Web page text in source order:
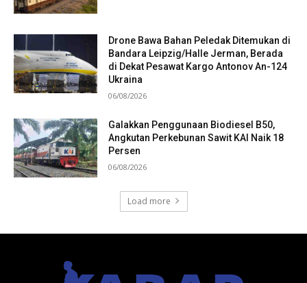
Drone Bawa Bahan Peledak Ditemukan di
Bandara Leipzig/Halle Jerman, Berada
di Dekat Pesawat Kargo Antonov An-124
Ukraina
06/08/2026
Galakkan Penggunaan Biodiesel B50,
Angkutan Perkebunan Sawit KAI Naik 18
Persen
06/08/2026
Load more